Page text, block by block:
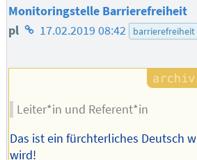
Monitoringstelle Barrierefreiheit
pl Homepage
Autors
17.02.2019 08:42 barrierefreiheit
Leiter*in und Referent*in
Das ist ein fürchterliches Deutsch
wird!